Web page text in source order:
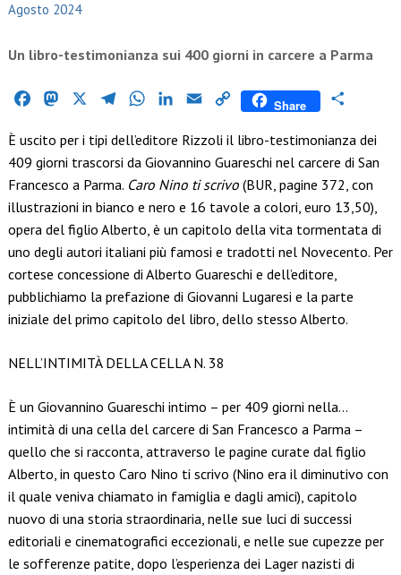
Agosto 2024
Un libro-testimonianza sui 400 giorni in carcere a Parma
FacebookMastodon TelegramWhatsAppLinkedIn
Email Copy
Share
È uscito per i tipi dell’editore Rizzoli il libro-testimonianza dei
409 giorni trascorsi da Giovannino Guareschi nel carcere di San
Francesco a Parma. Caro Nino ti scrivo(BUR, pagine 372, con
illustrazioni in bianco e nero e 16 tavole a colori, euro 13,50),
opera del figlio Alberto, è un capitolo della vita tormentata di
uno degli autori italiani più famosi e tradotti nel Novecento. Per
cortese concessione di Alberto Guareschi e dell’editore,
pubblichiamo la prefazione di Giovanni Lugaresi e la parte
iniziale del primo capitolo del libro, dello stesso Alberto.
NELL’INTIMITÀ DELLA CELLA N. 38
È un Giovannino Guareschi intimo – per 409 giorni nella…
intimità di una cella del carcere di San Francesco a Parma –
quello che si racconta, attraverso le pagine curate dal figlio
Alberto, in questo Caro Nino ti scrivo (Nino era il diminutivo con
il quale veniva chiamato in famiglia e dagli amici), capitolo
nuovo di una storia straordinaria, nelle sue luci di successi
editoriali e cinematografici eccezionali, e nelle sue cupezze per
le sofferenze patite, dopo l’esperienza dei Lager nazisti di